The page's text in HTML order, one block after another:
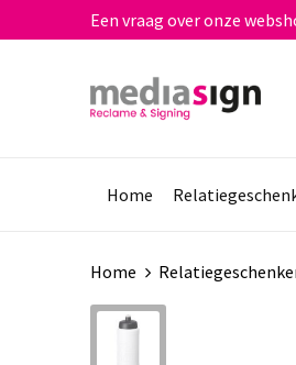
Een vraag over onze
Home
Home